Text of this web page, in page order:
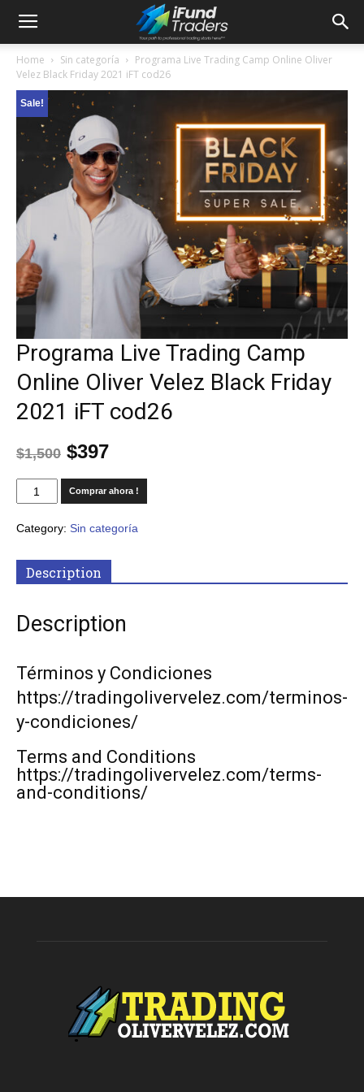
Home Sin categoría
Programa Live Trading Camp Online Oliver
Velez Black Friday 2021 iFT cod26
Sale!
Programa Live Trading Camp
Online Oliver Velez Black Friday
2021 iFT cod26
$1,500 $397
Comprar ahora !
Category: Sin categoría
Description
Description
Términos y Condiciones
https://tradingolivervelez.com/terminos-
y-condiciones/
Terms and Conditions
https://tradingolivervelez.com/terms-
and-conditions/